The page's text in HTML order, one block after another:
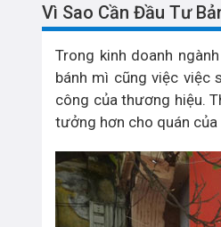
Vì Sao Cần Đầu Tư
Trong kinh doanh
bánh mì cũng việc việc
công của thương hiệu.
tưởng hơn cho quán của